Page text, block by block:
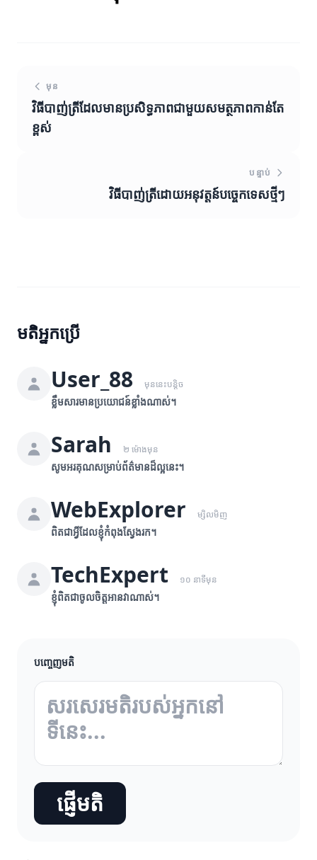
មុន
វិធីបាញ់ត្រីដែលមានប្រសិទ្ធភាពជាមួយសមត្ថភាពកាន់តែ
ខ្ពស់
បន្ទាប់
វិធីបាញ់ត្រីដោយអនុវត្តន៍បច្ចេកទេសថ្មីៗ
មតិអ្នកប្រើ
User_88 មុននេះបន្តិច
ខ្លឹមសារមានប្រយោជន៍ខ្លាំងណាស់។
Sarah ២ ម៉ោងមុន
សូមអរគុណសម្រាប់ព័ត៌មានដ៏ល្អនេះ។
WebExplorer ម្សិលមិញ
ពិតជាអ្វីដែលខ្ញុំកំពុងស្វែងរក។
TechExpert ១០ នាទីមុន
ខ្ញុំពិតជាចូលចិត្តអានវាណាស់។
បញ្ចេញមតិ
ផ្ញើមតិ